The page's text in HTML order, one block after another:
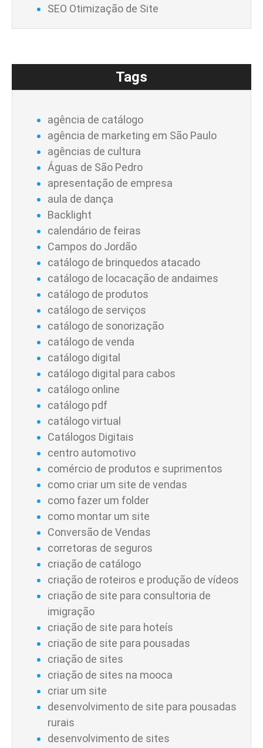
SEO Otimização de Site
Tags
agência de catálogo
agência de marketing em São Paulo
agências de cultura
Águas de São Pedro
apresentação de empresa
aula de dança
Backlight
calendário de feiras
Campos do Jordão
catálogo de brinquedos atacado
catálogo de locacação de andaimes
catálogo de produtos
catálogo de serviços
catálogo de sonorização
catálogo de venda
catálogo digital
catálogo digital para cabos
catálogo online
catálogo pdf
catálogo virtual
Catálogos Digitais
centro automotivo
comércio de produtos e suprimentos
como criar um site de vendas
como fazer um folder
como montar um site
Conversão de Vendas
corretoras de seguros
criação de catálogo
criação de roteiros e produção de vídeos
criação de site para consultoria de
imigração
criação de site para hoteís
criação de site para pousadas
criação de sites
criação de sites na mooca
criar um site
desenvolvimento de site para pousadas
rurais
desenvolvimento de sites